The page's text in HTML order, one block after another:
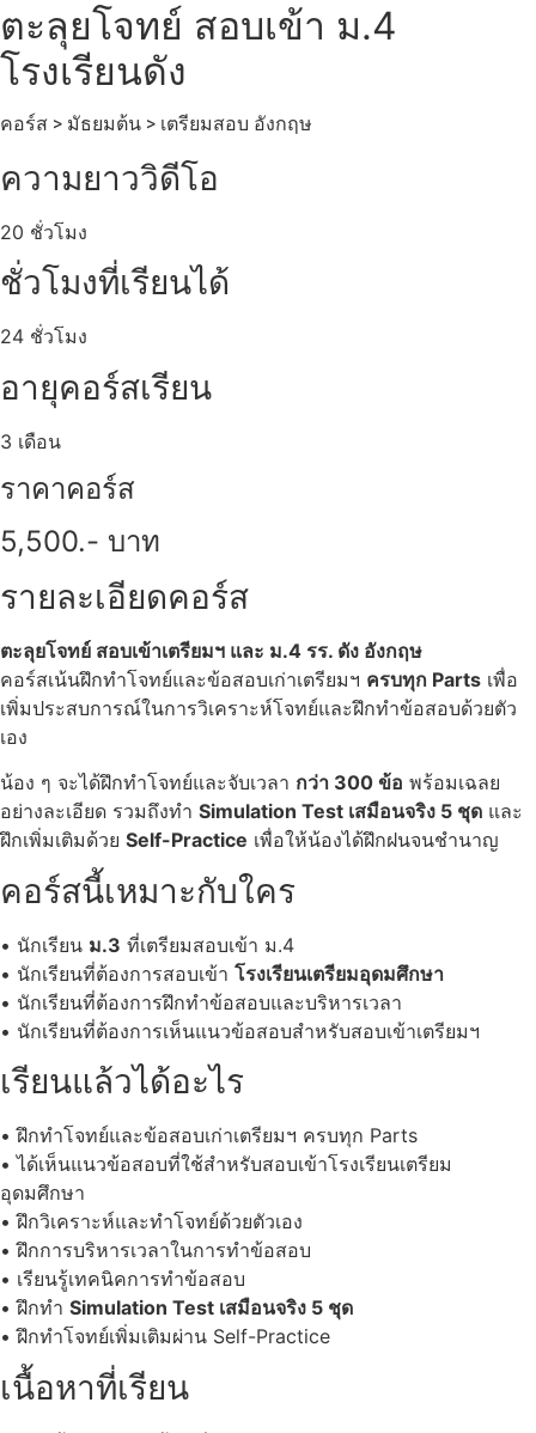
ตะลุยโจทย์ สอบเข้า ม.4
โรงเรียนดัง
คอร์ส > มัธยมต้น > เตรียมสอบ อังกฤษ
ความยาววิดีโอ
20 ชั่วโมง
ชั่วโมงที่เรียนได้
24 ชั่วโมง
อายุคอร์สเรียน
3 เดือน
ราคาคอร์ส
5,500.- บาท
รายละเอียดคอร์ส
ตะลุยโจทย์ สอบเข้าเตรียมฯ และ ม.4 รร. ดัง อังกฤษ
คอร์สเน้นฝึกทำโจทย์และข้อสอบเก่าเตรียมฯ ครบทุก Parts เพื่อ
เพิ่มประสบการณ์ในการวิเคราะห์โจทย์และฝึกทำข้อสอบด้วยตัว
เอง
น้อง ๆ จะได้ฝึกทำโจทย์และจับเวลา กว่า 300 ข้อ พร้อมเฉลย
อย่างละเอียด รวมถึงทำ Simulation Test เสมือนจริง 5 ชุด และ
ฝึกเพิ่มเติมด้วย Self-Practice เพื่อให้น้องได้ฝึกฝนจนชำนาญ
คอร์สนี้เหมาะกับใคร
• นักเรียน ม.3 ที่เตรียมสอบเข้า ม.4
• นักเรียนที่ต้องการสอบเข้า โรงเรียนเตรียมอุดมศึกษา
• นักเรียนที่ต้องการฝึกทำข้อสอบและบริหารเวลา
• นักเรียนที่ต้องการเห็นแนวข้อสอบสำหรับสอบเข้าเตรียมฯ
เรียนแล้วได้อะไร
• ฝึกทำโจทย์และข้อสอบเก่าเตรียมฯ ครบทุก Parts
• ได้เห็นแนวข้อสอบที่ใช้สำหรับสอบเข้าโรงเรียนเตรียม
อุดมศึกษา
• ฝึกวิเคราะห์และทำโจทย์ด้วยตัวเอง
• ฝึกการบริหารเวลาในการทำข้อสอบ
• เรียนรู้เทคนิคการทำข้อสอบ
• ฝึกทำ Simulation Test เสมือนจริง 5 ชุด
• ฝึกทำโจทย์เพิ่มเติมผ่าน Self-Practice
เนื้อหาที่เรียน